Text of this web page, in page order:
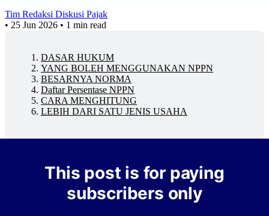
Tim Redaksi Diskusi Pajak
• 25 Jun 2026 • 1 min read
DASAR HUKUM
YANG BOLEH MENGGUNAKAN NPPN
BESARNYA NORMA
Daftar Persentase NPPN
CARA MENGHITUNG
LEBIH DARI SATU JENIS USAHA
This post is for paying
subscribers only